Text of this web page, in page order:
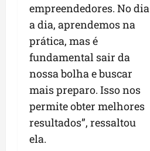
empreendedores. No dia
a dia, aprendemos na
prática, mas é
fundamental sair da
nossa bolha e buscar
mais preparo. Isso nos
permite obter melhores
resultados”, ressaltou
ela.